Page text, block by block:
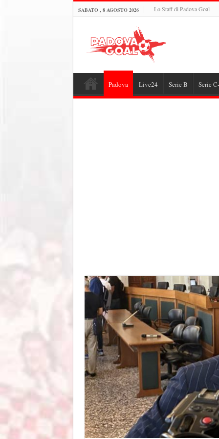
SABATO , 8 AGOSTO 2026 Lo Staff di Padova Goal
Padova Live24 Serie B Serie